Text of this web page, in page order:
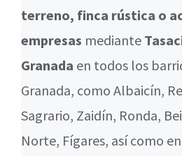
terreno, finca rústica o
empresas mediante
Granada en todos los
Granada, como Albaicín,
Sagrario, Zaidín, Ronda,
Norte, Fígares, así como